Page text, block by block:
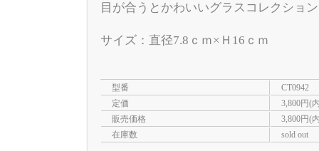
目が合うとかわいいグラスコレクショ
サイズ：直径7.8ｃｍ×Ｈ16ｃｍ
型番
CT0942
定価
3,800円(
販売価格
3,800円(
在庫数
sold out